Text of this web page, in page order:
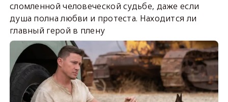
сломленной человеческой судьбе, даже если
душа полна любви и протеста. Находится ли
главный герой в плену